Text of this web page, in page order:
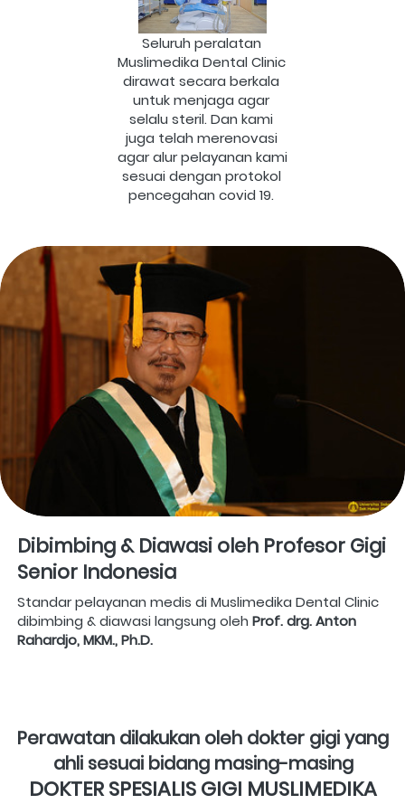
Seluruh peralatan
Muslimedika Dental Clinic
dirawat secara berkala
untuk menjaga agar
selalu steril. Dan kami
juga telah merenovasi
agar alur pelayanan kami
sesuai dengan protokol
pencegahan covid 19.
Dibimbing & Diawasi oleh Profesor Gigi
Senior Indonesia
Standar pelayanan medis di Muslimedika Dental Clinic
dibimbing & diawasi langsung oleh Prof. drg. Anton
Rahardjo, MKM., Ph.D.
Perawatan dilakukan oleh dokter gigi yang
ahli sesuai bidang masing-masing
DOKTER SPESIALIS GIGI MUSLIMEDIKA